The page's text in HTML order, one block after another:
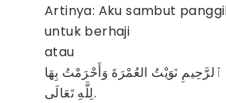
Artinya: Aku sambut
untuk berhaji
atau
نَوَيْتُ العُمْرَةَ وَأَحْرَمْتُ بِهَا
لِلَّهِ تَعَالَى.